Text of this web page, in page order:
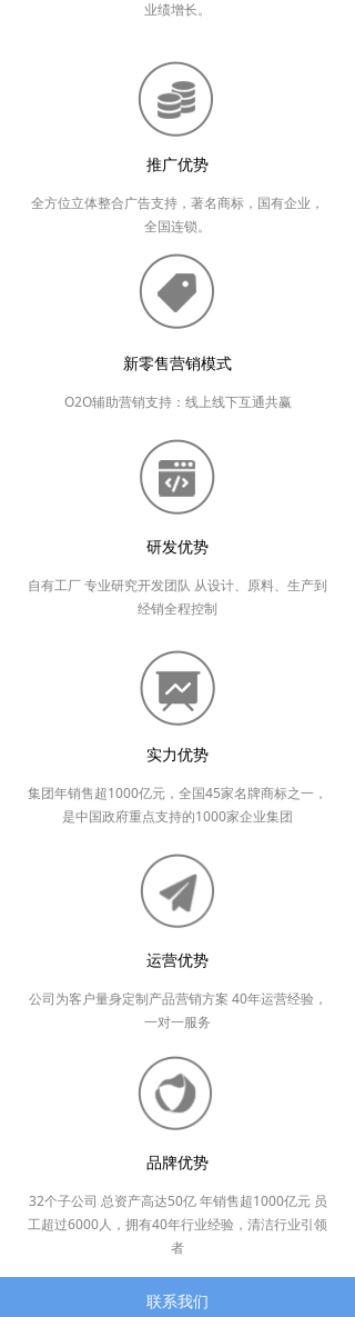
业绩增长。
推广优势
全方位立体整合广告支持，著名商标，国有企业，
全国连锁。
新零售营销模式
O2O辅助营销支持：线上线下互通共赢
研发优势
自有工厂 专业研究开发团队 从设计、原料、生产到
经销全程控制
实力优势
集团年销售超1000亿元，全国45家名牌商标之一，
是中国政府重点支持的1000家企业集团
运营优势
公司为客户量身定制产品营销方案 40年运营经验，
一对一服务
品牌优势
32个子公司 总资产高达50亿 年销售超1000亿元 员
工超过6000人，拥有40年行业经验，清洁行业引领
者
联系我们